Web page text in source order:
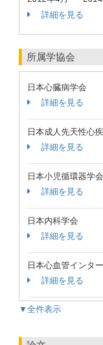
詳細を見る
所属学協会
日本心臓病学会
詳細を見る
日本成人先天性心
詳細を見る
日本小児循環器学会
詳細を見る
日本内科学会
詳細を見る
日本心血管インタ
詳細を見る
▼全件表示